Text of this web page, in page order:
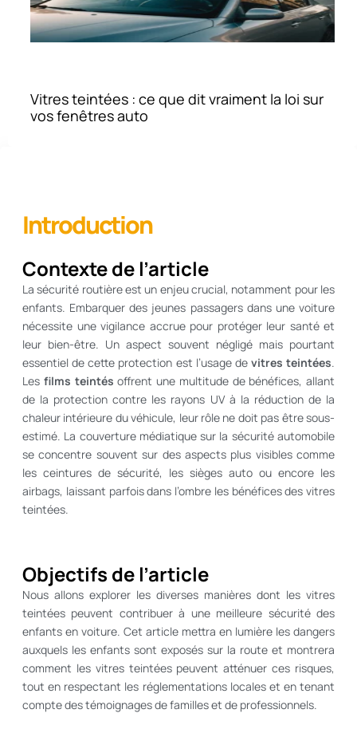
Introduction
Contexte de l’article
La sécurité routière est un enjeu crucial, notamment pour les
enfants. Embarquer des jeunes passagers dans une voiture
nécessite une vigilance accrue pour protéger leur santé et
leur bien-être. Un aspect souvent négligé mais pourtant
essentiel de cette protection est l’usage de vitres teintées.
Les films teintés offrent une multitude de bénéfices, allant
de la protection contre les rayons UV à la réduction de la
chaleur intérieure du véhicule, leur rôle ne doit pas être sous-
estimé. La couverture médiatique sur la sécurité automobile
se concentre souvent sur des aspects plus visibles comme
les ceintures de sécurité, les sièges auto ou encore les
airbags, laissant parfois dans l’ombre les bénéfices des vitres
teintées.
Objectifs de l’article
Nous allons explorer les diverses manières dont les vitres
teintées peuvent contribuer à une meilleure sécurité des
enfants en voiture. Cet article mettra en lumière les dangers
auxquels les enfants sont exposés sur la route et montrera
comment les vitres teintées peuvent atténuer ces risques,
tout en respectant les réglementations locales et en tenant
compte des témoignages de familles et de professionnels.
Vitres teintées : ce que dit vraiment la loi sur
vos fenêtres auto